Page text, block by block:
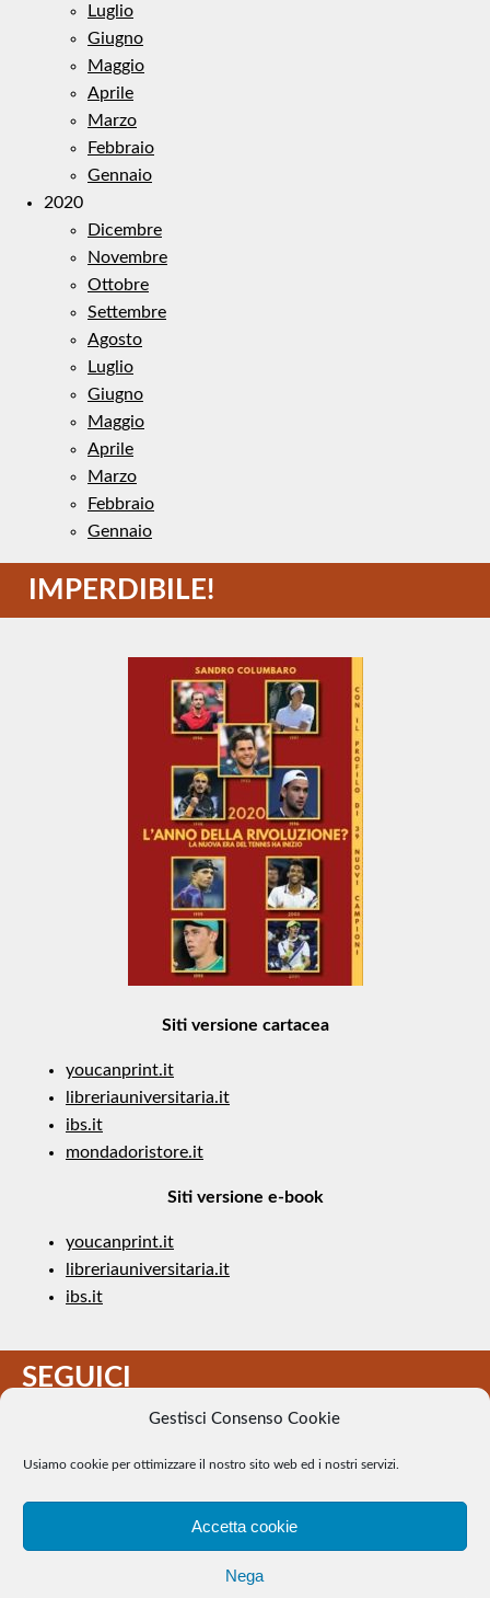
Gestisci Consenso Cookie
Usiamo cookie per ottimizzare il nostro sito web ed i nostri servizi.
Accetta cookie
Nega
Luglio
Giugno
Maggio
Aprile
Marzo
Febbraio
Gennaio
2020
Dicembre
Novembre
Ottobre
Settembre
Agosto
Luglio
Giugno
Maggio
Aprile
Marzo
Febbraio
Gennaio
IMPERDIBILE!
Siti versione cartacea
youcanprint.it
libreriauniversitaria.it
ibs.it
mondadoristore.it
Siti versione e-book
youcanprint.it
libreriauniversitaria.it
ibs.it
SEGUICI
pubblico dominio. Se il loro uso costituisce una violazione dei